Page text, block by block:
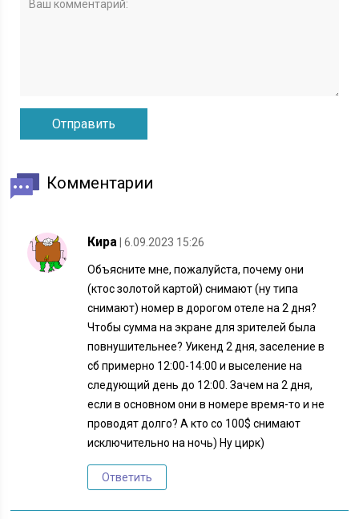
Комментарии
Кира | 6.09.2023 15:26
Объясните мне, пожалуйста, почему они
(ктос золотой картой) снимают (ну типа
снимают) номер в дорогом отеле на 2 дня?
Чтобы сумма на экране для зрителей была
повнушительнее? Уикенд 2 дня, заселение в
сб примерно 12:00-14:00 и выселение на
следующий день до 12:00. Зачем на 2 дня,
если в основном они в номере время-то и не
проводят долго? А кто со 100$ снимают
исключительно на ночь) Ну цирк)
Ответить